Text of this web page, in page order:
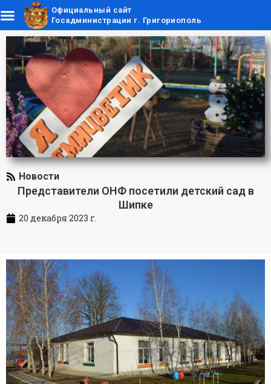
Официальный сайт
Госадминистрации г. Григориополь
Новости
Представители ОНФ посетили детский сад в
Шипке
20 декабря 2023 г.